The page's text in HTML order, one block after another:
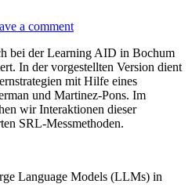
a comment
bei der Learning AID in Bochum
In der vorgestellten Version dient
mit Hilfe eines
und Martinez-Pons. Im
wir Interaktionen dieser
SRL-Messmethoden.
Language Models (LLMs) in